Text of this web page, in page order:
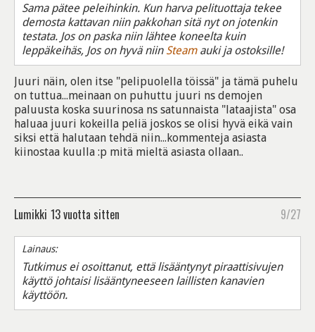
Sama pätee peleihinkin. Kun harva pelituottaja tekee
demosta kattavan niin pakkohan sitä nyt on jotenkin
testata. Jos on paska niin lähtee koneelta kuin
leppäkeihäs, Jos on hyvä niin Steamauki ja ostoksille!
Juuri näin, olen itse "pelipuolella töissä" ja tämä puhelu
on tuttua...meinaan on puhuttu juuri ns demojen
paluusta koska suurinosa ns satunnaista "lataajista" osa
haluaa juuri kokeilla peliä joskos se olisi hyvä eikä vain
siksi että halutaan tehdä niin...kommenteja asiasta
kiinostaa kuulla :p mitä mieltä asiasta ollaan..
Lumikki 13 vuotta sitten 9/27
Lainaus:
Tutkimus ei osoittanut, että lisääntynyt piraattisivujen
käyttö johtaisi lisääntyneeseen laillisten kanavien
käyttöön.